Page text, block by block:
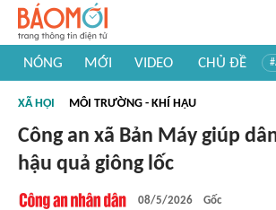
NÓNG MỚI VIDEO CHỦ ĐỀ
#Khám phá thế giới
XÃ HỘI MÔI TRƯỜNG - KHÍ HẬU
Công an xã Bản Máy giúp
hậu quả giông lốc
08/5/2026 Gốc